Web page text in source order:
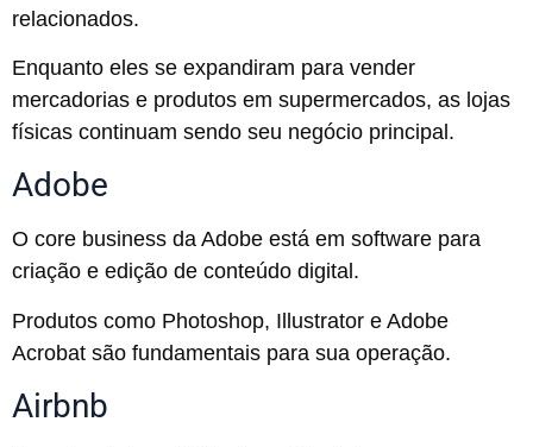
relacionados.
Enquanto eles se expandiram para vender
mercadorias e produtos em supermercados, as lojas
físicas continuam sendo seu negócio principal.
Adobe
O core business da Adobe está em software para
criação e edição de conteúdo digital.
Produtos como Photoshop, Illustrator e Adobe
Acrobat são fundamentais para sua operação.
Airbnb